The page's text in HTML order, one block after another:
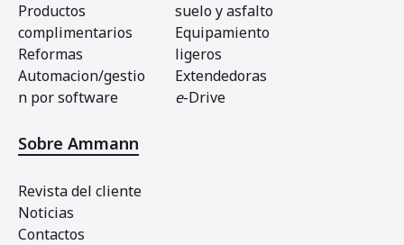
Productos
complimentarios
Reformas
Automacion/gestio
n por software
suelo y asfalto
Equipamiento
ligeros
Extendedoras
e-Drive
Sobre Ammann
Revista del cliente
Noticias
Contactos